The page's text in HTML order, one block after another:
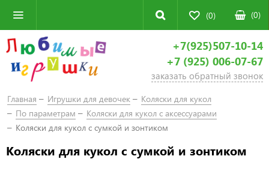
(0) (0)
+7(925)507-10-14
+7 (925) 006-07-67
заказать обратный звонок
Главная Игрушки для девочек
Коляски для кукол
По параметрам
Коляски для кукол с аксессуарами
Коляски для кукол с сумкой и зонтиком
Коляски для кукол с сумкой и зонтиком